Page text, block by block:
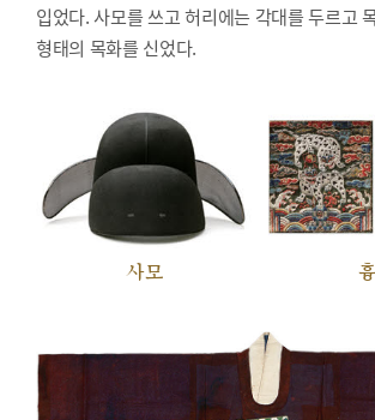
입었다. 사모를 쓰고 허리에는 각대를 두르고
형태의 목화를 신었다.
사모